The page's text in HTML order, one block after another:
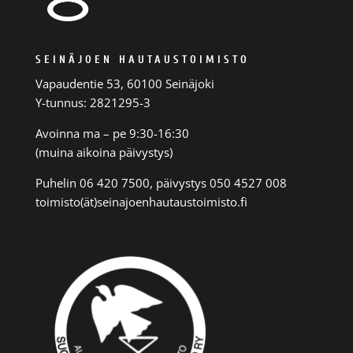
SEINÄJOEN HAUTAUSTOIMISTO
Vapaudentie 53, 60100 Seinäjoki
Y-tunnus: 2821295-3
Avoinna ma – pe 9:30-16:30
(muina aikoina päivystys)
Puhelin 06 420 7500, päivystys 050 4527 008
toimisto(ät)seinajoenhautaustoimisto.fi